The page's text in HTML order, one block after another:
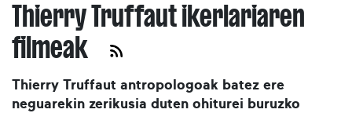
Thierry Truffaut ikerlariaren
filmeak
Thierry Truffaut antropologoak batez ere
neguarekin zerikusia duten ohiturei buruzko